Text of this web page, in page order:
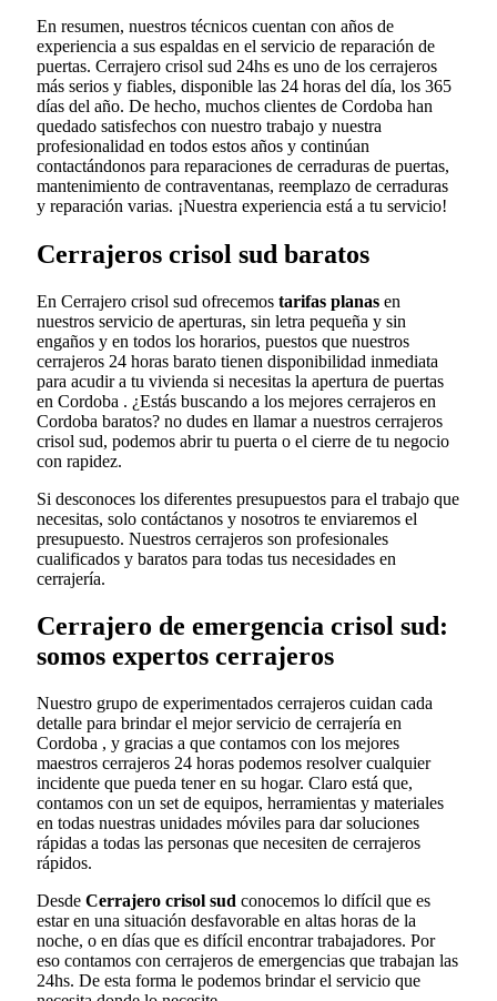
En resumen, nuestros técnicos cuentan con años de
experiencia a sus espaldas en el servicio de reparación de
puertas. Cerrajero crisol sud 24hs es uno de los cerrajeros
más serios y fiables, disponible las 24 horas del día, los 365
días del año. De hecho, muchos clientes de Cordoba han
quedado satisfechos con nuestro trabajo y nuestra
profesionalidad en todos estos años y continúan
contactándonos para reparaciones de cerraduras de puertas,
mantenimiento de contraventanas, reemplazo de cerraduras
y reparación varias. ¡Nuestra experiencia está a tu servicio!
Cerrajeros crisol sud baratos
En Cerrajero crisol sud ofrecemos tarifas planas en
nuestros servicio de aperturas, sin letra pequeña y sin
engaños y en todos los horarios, puestos que nuestros
cerrajeros 24 horas barato tienen disponibilidad inmediata
para acudir a tu vivienda si necesitas la apertura de puertas
en Cordoba . ¿Estás buscando a los mejores cerrajeros en
Cordoba baratos? no dudes en llamar a nuestros cerrajeros
crisol sud, podemos abrir tu puerta o el cierre de tu negocio
con rapidez.
Si desconoces los diferentes presupuestos para el trabajo que
necesitas, solo contáctanos y nosotros te enviaremos el
presupuesto. Nuestros cerrajeros son profesionales
cualificados y baratos para todas tus necesidades en
cerrajería.
Cerrajero de emergencia crisol sud:
somos expertos cerrajeros
Nuestro grupo de experimentados cerrajeros cuidan cada
detalle para brindar el mejor servicio de cerrajería en
Cordoba , y gracias a que contamos con los mejores
maestros cerrajeros 24 horas podemos resolver cualquier
incidente que pueda tener en su hogar. Claro está que,
contamos con un set de equipos, herramientas y materiales
en todas nuestras unidades móviles para dar soluciones
rápidas a todas las personas que necesiten de cerrajeros
rápidos.
Desde Cerrajero crisol sud conocemos lo difícil que es
estar en una situación desfavorable en altas horas de la
noche, o en días que es difícil encontrar trabajadores. Por
eso contamos con cerrajeros de emergencias que trabajan las
24hs. De esta forma le podemos brindar el servicio que